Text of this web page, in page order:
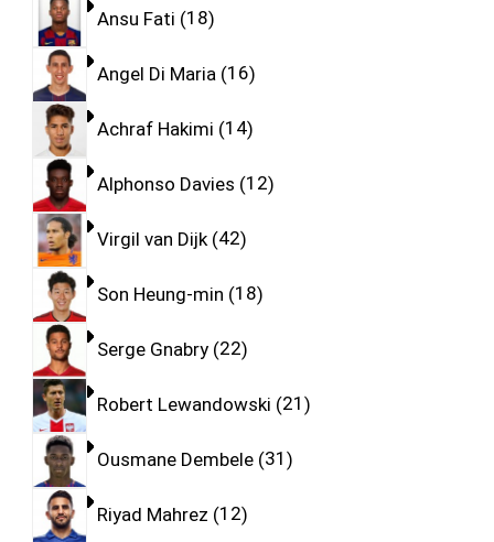
Ansu Fati 18
Angel Di Maria 16
Achraf Hakimi 14
Alphonso Davies 12
Virgil van Dijk 42
Son Heung-min 18
Serge Gnabry 22
Robert Lewandowski 21
Ousmane Dembele 31
Riyad Mahrez 12